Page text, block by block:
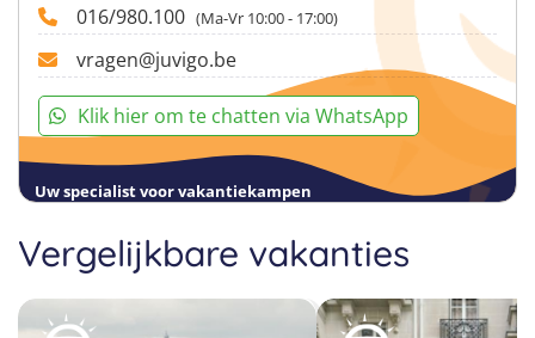
016/980.100 (Ma-Vr 10:00 - 17:00)
vragen@juvigo.be
Klik hier om te chatten via WhatsApp
Uw specialist voor vakantiekampen
Vergelijkbare vakanties